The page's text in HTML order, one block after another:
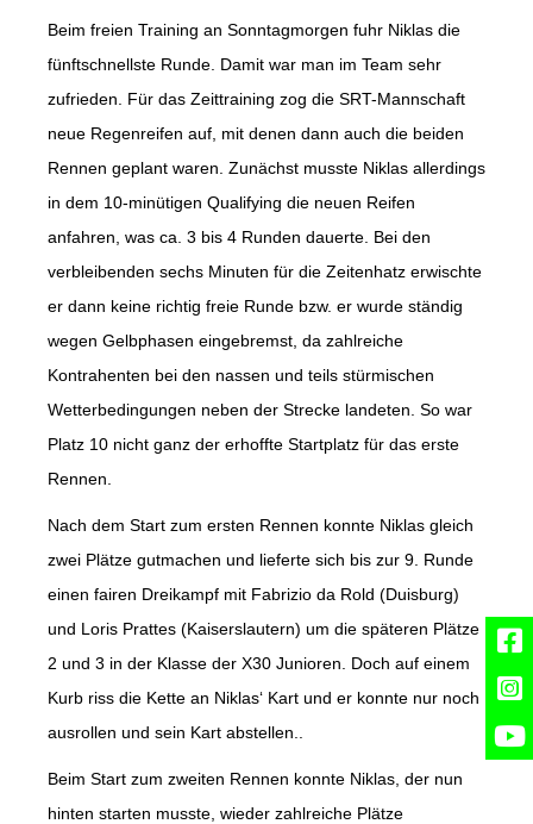
Beim freien Training an Sonntagmorgen fuhr Niklas die
fünftschnellste Runde. Damit war man im Team sehr
zufrieden. Für das Zeittraining zog die SRT-Mannschaft
neue Regenreifen auf, mit denen dann auch die beiden
Rennen geplant waren. Zunächst musste Niklas allerdings
in dem 10-minütigen Qualifying die neuen Reifen
anfahren, was ca. 3 bis 4 Runden dauerte. Bei den
verbleibenden sechs Minuten für die Zeitenhatz erwischte
er dann keine richtig freie Runde bzw. er wurde ständig
wegen Gelbphasen eingebremst, da zahlreiche
Kontrahenten bei den nassen und teils stürmischen
Wetterbedingungen neben der Strecke landeten. So war
Platz 10 nicht ganz der erhoffte Startplatz für das erste
Rennen.
Nach dem Start zum ersten Rennen konnte Niklas gleich
zwei Plätze gutmachen und lieferte sich bis zur 9. Runde
einen fairen Dreikampf mit Fabrizio da Rold (Duisburg)
und Loris Prattes (Kaiserslautern) um die späteren Plätze
2 und 3 in der Klasse der X30 Junioren. Doch auf einem
Kurb riss die Kette an Niklas‘ Kart und er konnte nur noch
ausrollen und sein Kart abstellen..
Beim Start zum zweiten Rennen konnte Niklas, der nun
hinten starten musste, wieder zahlreiche Plätze